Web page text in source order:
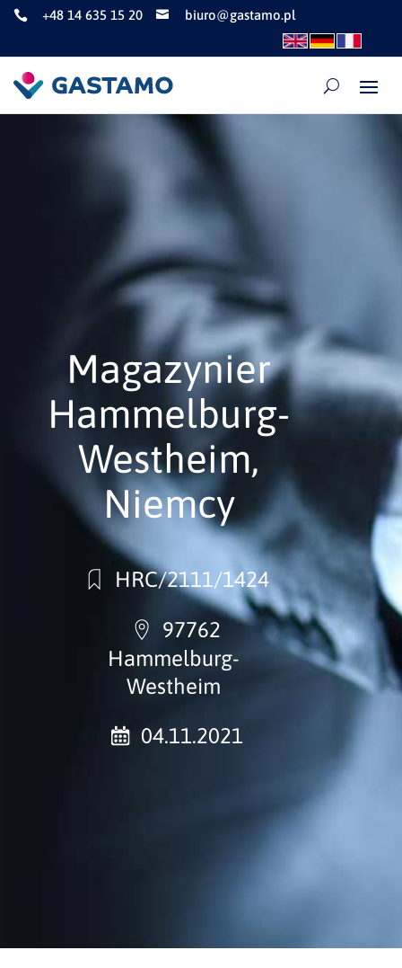
 +48 14 635 15 20  biuro@gastamo.pl
Magazynier
Hammelburg-
Westheim,
Niemcy
HRC/2111/1424
97762
Hammelburg-
Westheim
04.11.2021